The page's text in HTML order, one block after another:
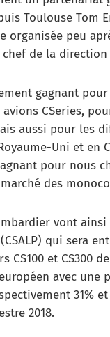
Toulouse Tom
organisée peu
de la
gagnant
CSeries,
aussi pour les
Uni et en
pour nous
des
vont
qui sera
CS100 et CS300
avec une
31%
2018.